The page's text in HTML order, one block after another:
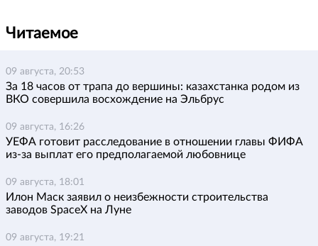
Читаемое
09 августа, 20:53
За 18 часов от трапа до вершины: казахстанка родом из
ВКО совершила восхождение на Эльбрус
09 августа, 16:26
УЕФА готовит расследование в отношении главы ФИФА
из-за выплат его предполагаемой любовнице
09 августа, 18:01
Илон Маск заявил о неизбежности строительства
заводов SpaceX на Луне
09 августа, 19:21